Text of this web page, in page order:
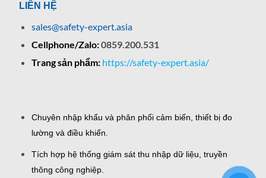
LIÊN HỆ
sales@safety-expert.asia
Cellphone/Zalo:0859.200.531
Trang sản phẩm: https://safety-expert.asia/
Chuyên nhập khẩu và phân phối cảm biến, thiết bị đo
lường và điều khiển.
Tích hợp hệ thống giám sát thu nhập dữ liệu, truyền
thông công nghiệp.